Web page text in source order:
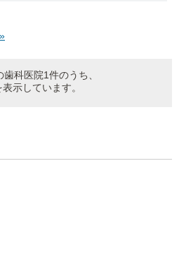
科医院1件のうち、
示しています。